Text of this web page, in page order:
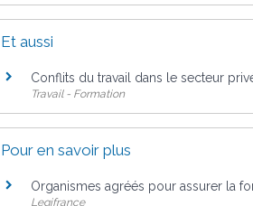
Et aussi
Conflits du travail dans le secteur
Travail - Formation
Pour en savoir plus
Organismes agréés pour assurer la
Legifrance